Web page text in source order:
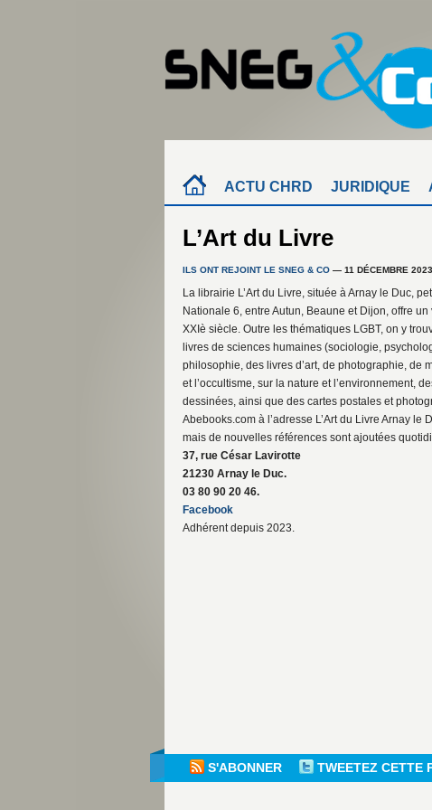
ACTU CHRD JURIDIQUE
L’Art du Livre
ILS ONT REJOINT LE SNEG & CO — 11 DÉCEMBRE 2023
La librairie L’Art du Livre, située à Arnay le Duc,
Nationale 6, entre Autun, Beaune et Dijon, offre
XXIè siècle. Outre les thématiques LGBT, on y
livres de sciences humaines (sociologie,
philosophie, des livres d’art, de photographie, de
et l’occultisme, sur la nature et l’environnement,
dessinées, ainsi que des cartes postales et
Abebooks.com à l’adresse L’Art du Livre Arnay
mais de nouvelles références sont ajoutées
37, rue César Lavirotte
21230 Arnay le Duc.
03 80 90 20 46.
Facebook
Adhérent depuis 2023.
S'ABONNER TWEETEZ CETTE